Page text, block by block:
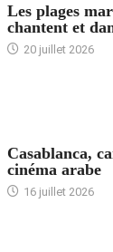
Les plages
chantent et
20 juillet 2026
Casablanca,
cinéma arabe
16 juillet 2026